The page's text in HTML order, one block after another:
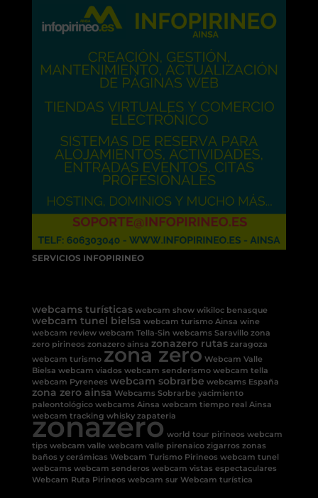
SERVICIOS INFOPIRINEO
webcams turísticas webcam show wikiloc benasque
webcam tunel bielsa webcam turismo Ainsa wine
webcam review webcam Tella-Sin webcams Saravillo zona
zero pirineos zonazero ainsa zonazero rutas zaragoza
webcam turismo zona zero Webcam Valle
Bielsa webcam viados webcam senderismo webcam tella
webcam Pyrenees webcam sobrarbe webcams España
zona zero ainsa Webcams Sobrarbe yacimiento
paleontológico webcams Ainsa webcam tiempo real Ainsa
webcam tracking whisky zapateria
zonazero world tour pirineos webcam
tips webcam valle webcam valle pirenaico zigarros zonas
baños y cerámicas Webcam Turismo Pirineos webcam tunel
webcams webcam senderos webcam vistas espectaculares
Webcam Ruta Pirineos webcam sur Webcam turística